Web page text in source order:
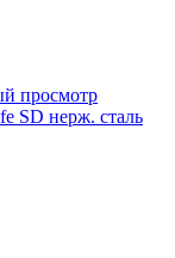
просмотр
SD нерж. сталь